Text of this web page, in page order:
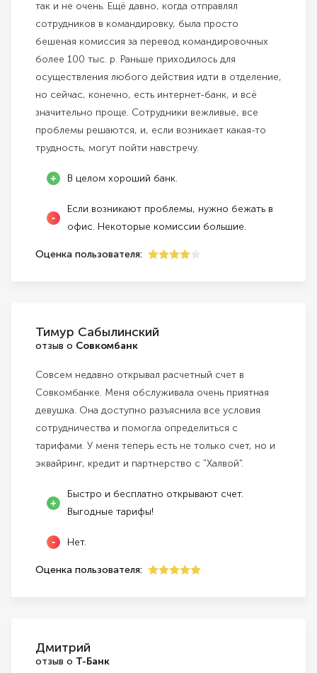
так и не очень. Ещё давно, когда отправлял
сотрудников в командировку, была просто
бешеная комиссия за перевод командировочных
более 100 тыс. р. Раньше приходилось для
осуществления любого действия идти в отделение,
но сейчас, конечно, есть интернет-банк, и всё
значительно проще. Сотрудники вежливые, все
проблемы решаются, и, если возникает какая-то
трудность, могут пойти навстречу.
В целом хороший банк.
Если возникают проблемы, нужно бежать в
офис. Некоторые комиссии большие.
Оценка пользователя:
Тимур Сабылинский
отзыв о Совкомбанк
Совсем недавно открывал расчетный счет в
Совкомбанке. Меня обслуживала очень приятная
девушка. Она доступно разъяснила все условия
сотрудничества и помогла определиться с
тарифами. У меня теперь есть не только счет, но и
эквайринг, кредит и партнерство с "Халвой".
Быстро и бесплатно открывают счет.
Выгодные тарифы!
Нет.
Оценка пользователя:
Дмитрий
отзыв о Т-Банк